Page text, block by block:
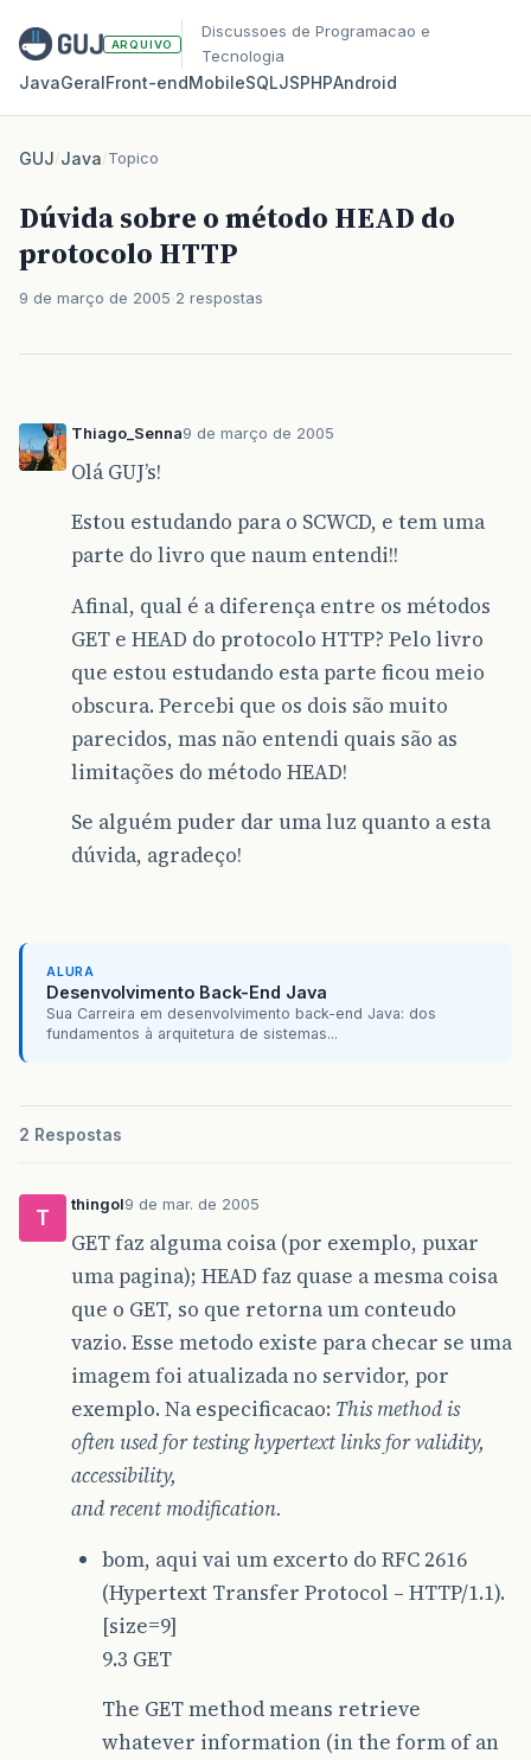
ARQUIVO
Discussoes de Programacao e
Tecnologia
JavaGeralFront‑endMobileSQLJSPHPAndroid
GUJ/Java/Topico
Dúvida sobre o método HEAD do
protocolo HTTP
9 de março de 2005 2 respostas
Thiago_Senna9 de março de 2005
Olá GUJ’s!
Estou estudando para o SCWCD, e tem uma
parte do livro que naum entendi!!
Afinal, qual é a diferença entre os métodos
GET e HEAD do protocolo HTTP? Pelo livro
que estou estudando esta parte ficou meio
obscura. Percebi que os dois são muito
parecidos, mas não entendi quais são as
limitações do método HEAD!
Se alguém puder dar uma luz quanto a esta
dúvida, agradeço!
ALURA
Desenvolvimento Back-End Java
Sua Carreira em desenvolvimento back-end Java: dos
fundamentos à arquitetura de sistemas...
2 Respostas
T
thingol9 de mar. de 2005
GET faz alguma coisa (por exemplo, puxar
uma pagina); HEAD faz quase a mesma coisa
que o GET, so que retorna um conteudo
vazio. Esse metodo existe para checar se uma
imagem foi atualizada no servidor, por
exemplo. Na especificacao: This method is
often used for testing hypertext links for validity,
accessibility,
and recent modification.
bom, aqui vai um excerto do RFC 2616
(Hypertext Transfer Protocol – HTTP/1.1).
[size=9]
9.3 GET
The GET method means retrieve
whatever information (in the form of an